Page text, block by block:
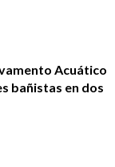
Acuático
bañistas en dos